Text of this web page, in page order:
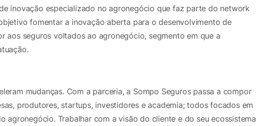
inovação especializado no agronegócio que faz parte do network
fomentar a inovação aberta para o desenvolvimento de
aos seguros voltados ao agronegócio, segmento em que a
mudanças. Com a parceria, a Sompo Seguros passa a compor
produtores, startups, investidores e academia; todos focados em
agronegócio. Trabalhar com a visão do cliente e do seu ecossistema